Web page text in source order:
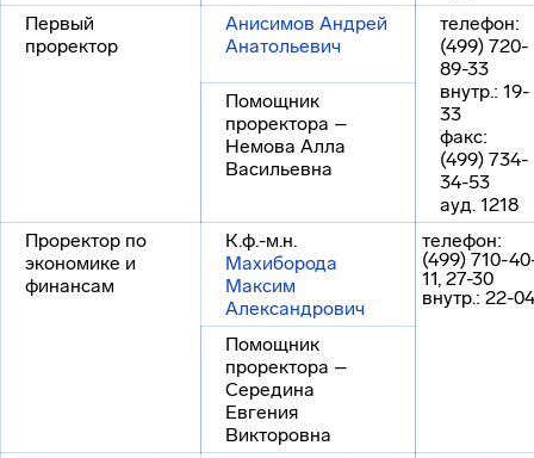
Первый
проректор
Анисимов Андрей
Анатольевич
телефон:
(499) 720-
89-33
внутр.: 19-
33
факс:
(499) 734-
34-53
ауд. 1218
Помощник
проректора –
Немова Алла
Васильевна
Проректор по
экономике и
финансам
К.ф.-м.н.
Махиборода
Максим
Александрович
телефон:
(499) 710-
11, 27-30
внутр.: 22-04
Помощник
проректора –
Середина
Евгения
Викторовна